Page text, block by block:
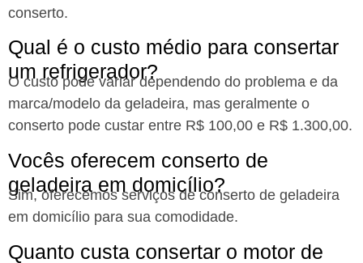
conserto.
Qual é o custo médio para consertar
um refrigerador?​
O custo pode variar dependendo do problema e da
marca/modelo da geladeira, mas geralmente o
conserto pode custar entre R$ 100,00 e R$ 1.300,00.
Vocês oferecem conserto de
geladeira em domicílio?​
Sim, oferecemos serviços de conserto de geladeira
em domicílio para sua comodidade.
Quanto custa consertar o motor de